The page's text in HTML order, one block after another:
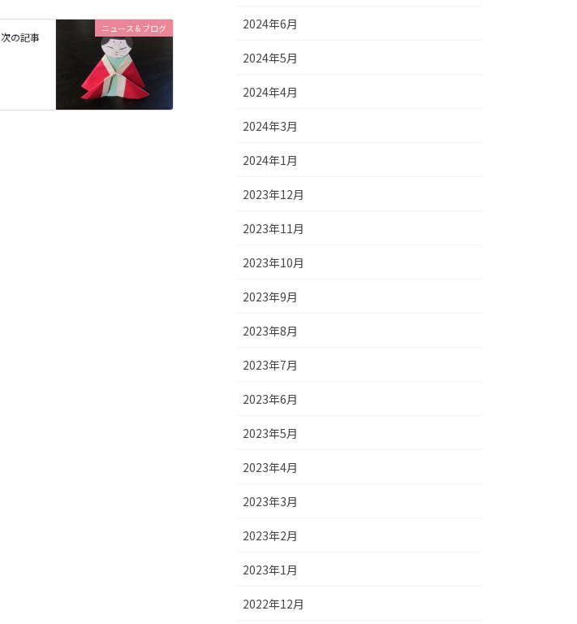
ニュース＆ブログ
次の記事
2024年6月
2024年5月
2024年4月
2024年3月
2024年1月
2023年12月
2023年11月
2023年10月
2023年9月
2023年8月
2023年7月
2023年6月
2023年5月
2023年4月
2023年3月
2023年2月
2023年1月
2022年12月